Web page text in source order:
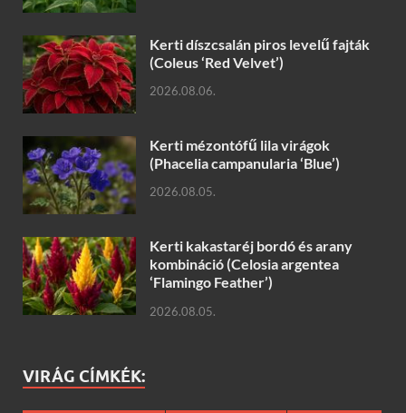
Kerti díszcsalán piros levelű fajták
(Coleus ‘Red Velvet’)
2026.08.06.
Kerti mézontófű lila virágok
(Phacelia campanularia ‘Blue’)
2026.08.05.
Kerti kakastaréj bordó és arany
kombináció (Celosia argentea
‘Flamingo Feather’)
2026.08.05.
VIRÁG CÍMKÉK: